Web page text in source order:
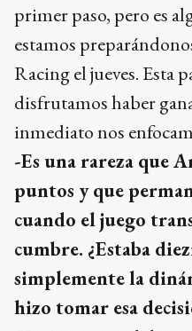
primer paso, pero es
estamos
Racing el jueves. Esta
disfrutamos haber
inmediato nos
-Es una rareza que
puntos y que
cuando el juego
cumbre. ¿Estaba
simplemente la
hizo tomar esa